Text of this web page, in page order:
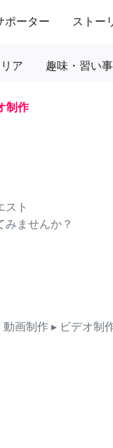
ポーター ストー
ア 趣味・習い事
制作
スト
みませんか？
動画制作 ▸ ビデオ制